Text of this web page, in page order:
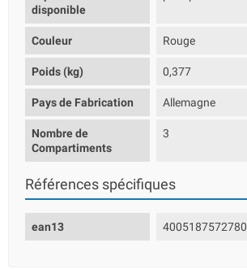
disponible
Couleur Rouge
Poids (kg) 0,377
Pays de Fabrication Allemagne
Nombre de
Compartiments
3
Références spécifiques
ean13 4005187572780